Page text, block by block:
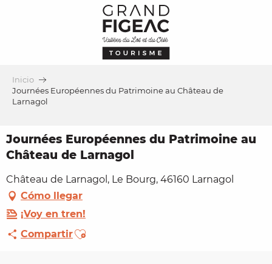
Inicio
Journées Européennes du Patrimoine au Château de
Larnagol
Journées Européennes du Patrimoine au
Château de Larnagol
Château de Larnagol, Le Bourg, 46160 Larnagol
Cómo llegar
¡Voy en tren!
CompartirAjouter aux favoris